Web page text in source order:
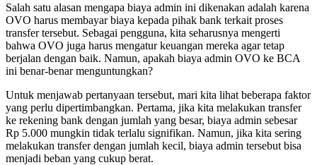
Salah satu alasan mengapa biaya admin ini dikenakan adalah karena
OVO harus membayar biaya kepada pihak bank terkait proses
transfer tersebut. Sebagai pengguna, kita seharusnya mengerti
bahwa OVO juga harus mengatur keuangan mereka agar tetap
berjalan dengan baik. Namun, apakah biaya admin OVO ke BCA
ini benar-benar menguntungkan?
Untuk menjawab pertanyaan tersebut, mari kita lihat beberapa faktor
yang perlu dipertimbangkan. Pertama, jika kita melakukan transfer
ke rekening bank dengan jumlah yang besar, biaya admin sebesar
Rp 5.000 mungkin tidak terlalu signifikan. Namun, jika kita sering
melakukan transfer dengan jumlah kecil, biaya admin tersebut bisa
menjadi beban yang cukup berat.